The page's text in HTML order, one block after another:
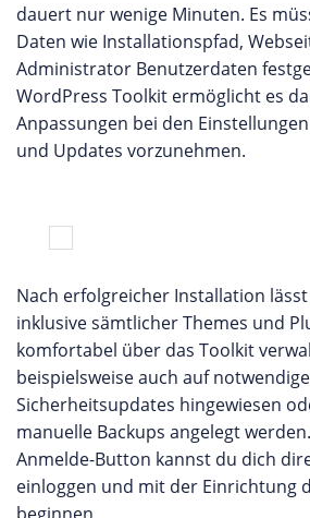
dauert nur wenige Minuten. Es
Daten wie Installationspfad,
Administrator Benutzerdaten
WordPress Toolkit ermöglicht es
Anpassungen bei den
und Updates vorzunehmen.
Nach erfolgreicher Installation
inklusive sämtlicher Themes und
komfortabel über das Toolkit
beispielsweise auch auf notwendige
Sicherheitsupdates hingewiesen
manuelle Backups angelegt
Anmelde-Button kannst du dich
einloggen und mit der Einrichtung
beginnen.